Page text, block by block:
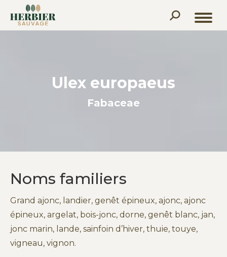
Recherche
:
Ulex europaeus
Fabaceae
Noms familiers
Grand ajonc, landier, genêt épineux, ajonc, ajonc
épineux, argelat, bois-jonc, dorne, genêt blanc, jan,
jonc marin, lande, sainfoin d’hiver, thuie, touye,
vigneau, vignon.